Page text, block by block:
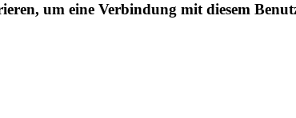
um eine Verbindung mit diesem